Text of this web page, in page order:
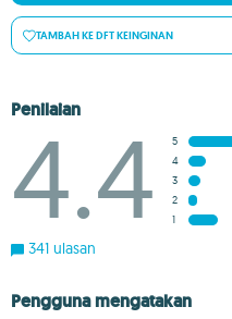
TAMBAH KE DFT KEINGINAN
Penilaian
4.4
5
4
3
2
1
341 ulasan
Pengguna mengatakan